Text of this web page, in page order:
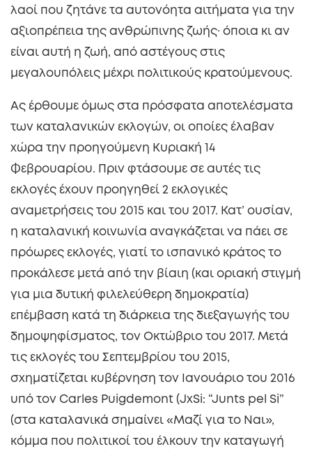
λαοί που ζητάνε τα αυτονόητα αιτήματα για την
αξιοπρέπεια της ανθρώπινης ζωής· όποια κι αν
είναι αυτή η ζωή, από αστέγους στις
μεγαλουπόλεις μέχρι πολιτικούς κρατούμενους.
Ας έρθουμε όμως στα πρόσφατα αποτελέσματα
των καταλανικών εκλογών, οι οποίες έλαβαν
χώρα την προηγούμενη Κυριακή 14
Φεβρουαρίου. Πριν φτάσουμε σε αυτές τις
εκλογές έχουν προηγηθεί 2 εκλογικές
αναμετρήσεις του 2015 και του 2017. Κατ’ ουσίαν,
η καταλανική κοινωνία αναγκάζεται να πάει σε
πρόωρες εκλογές, γιατί το ισπανικό κράτος το
προκάλεσε μετά από την βίαιη (και οριακή στιγμή
για μια δυτική φιλελεύθερη δημοκρατία)
επέμβαση κατά τη διάρκεια της διεξαγωγής του
δημοψηφίσματος, τον Οκτώβριο του 2017. Μετά
τις εκλογές του Σεπτεμβρίου του 2015,
σχηματίζεται κυβέρνηση τον Ιανουάριο του 2016
υπό τον Carles Puigdemont (JxSi: “Junts pel Si”
(στα καταλανικά σημαίνει «Μαζί για το Ναι»,
κόμμα που πολιτικοί του έλκουν την καταγωγή